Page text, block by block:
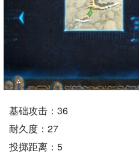
基础攻击：36
耐久度：27
投掷距离：5